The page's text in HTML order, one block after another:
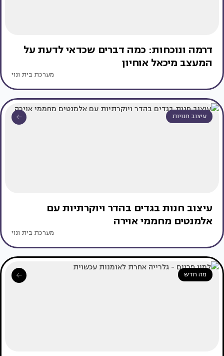
דרמה ונוכחות: כמה דברים שכדאי לדעת על
המעצב מיכאל אוחיון
מערכת בית ונוי
עיצוב חנויות
עיצוב חנות בגדים בהדר ויוקרתיות עם
אלמנטים מחממי אוירה
מערכת בית ונוי
מה חדש